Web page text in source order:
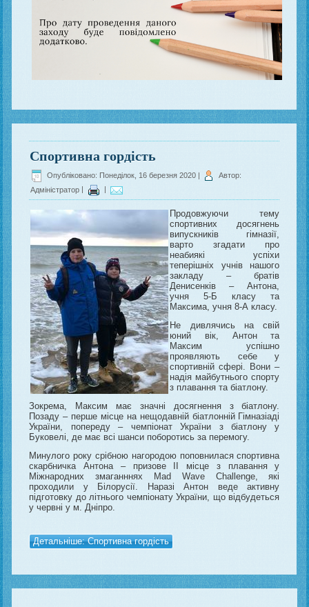
Спортивна гордість
Опубліковано: Понеділок, 16 березня 2020 |
Автор:
Адміністратор
Продовжуючи тему
спортивних досягнень
випускників гімназії,
варто згадати про
неабиякі успіхи
теперішніх учнів нашого
закладу – братів
Денисенків – Антона,
учня 5-Б класу та
Максима, учня 8-А класу.
Не дивлячись на свій
юний вік, Антон та
Максим успішно
проявляють себе у
спортивній сфері. Вони –
надія майбутнього спорту
з плавання та біатлону.
Зокрема, Максим має значні досягнення з біатлону.
Позаду – перше місце на нещодавній біатлонній Гімназіаді
України, попереду – чемпіонат України з біатлону у
Буковелі, де має всі шанси поборотись за перемогу.
Минулого року срібною нагородою поповнилася спортивна
скарбничка Антона – призове ІІ місце з плавання у
Міжнародних змаганннях Mad Wave Challenge, які
проходили у Білорусії. Наразі Антон веде активну
підготовку до літнього чемпіонату України, що відбудеться
у червні у м. Дніпро.
Детальніше: Спортивна гордість